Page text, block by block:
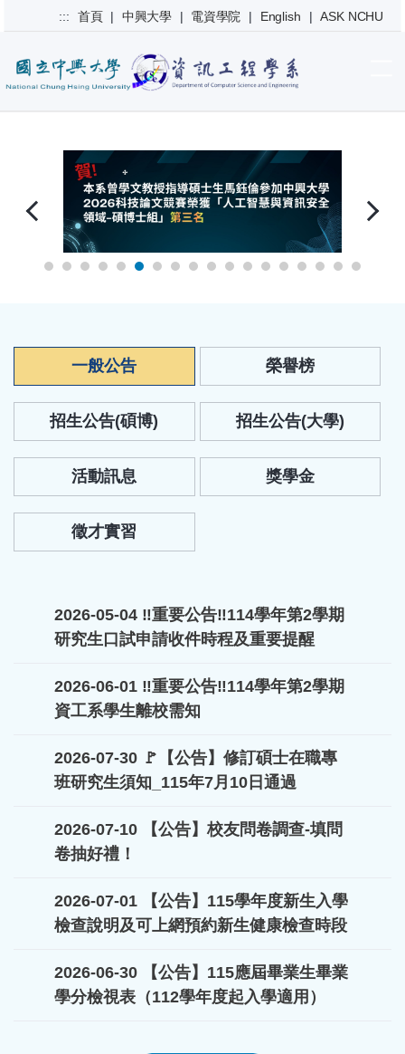
主
要
::: 首頁 | 中興大學 | 電資學院 | English | ASK NCHU
一般公告 榮譽榜
招生公告(碩博) 招生公告(大學)
活動訊息 獎學金
徵才實習
2026-05-04 ‼️重要公告‼️114學年第2學期
研究生口試申請收件時程及重要提醒
2026-06-01 ‼️重要公告‼️114學年第2學期
資工系學生離校需知
2026-07-30 🚩【公告】修訂碩士在職專
班研究生須知_115年7月10日通過
2026-07-10
【公告】校友問卷調查-填問
卷抽好禮！
2026-07-01
【公告】115學年度新生入學
檢查說明及可上網預約新生健康檢查時段
2026-06-30
【公告】115應屆畢業生畢業
學分檢視表（112學年度起入學適用）